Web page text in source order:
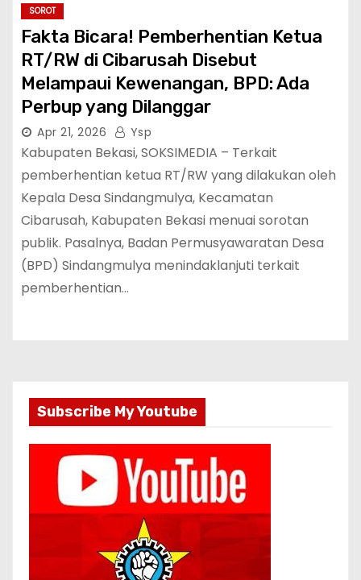
SOROT
Fakta Bicara! Pemberhentian Ketua
RT/RW di Cibarusah Disebut
Melampaui Kewenangan, BPD: Ada
Perbup yang Dilanggar
Apr 21, 2026 Ysp
Kabupaten Bekasi, SOKSIMEDIA – Terkait
pemberhentian ketua RT/RW yang dilakukan oleh
Kepala Desa Sindangmulya, Kecamatan
Cibarusah, Kabupaten Bekasi menuai sorotan
publik. Pasalnya, Badan Permusyawaratan Desa
(BPD) Sindangmulya menindaklanjuti terkait
pemberhentian…
Subscribe My Youtube